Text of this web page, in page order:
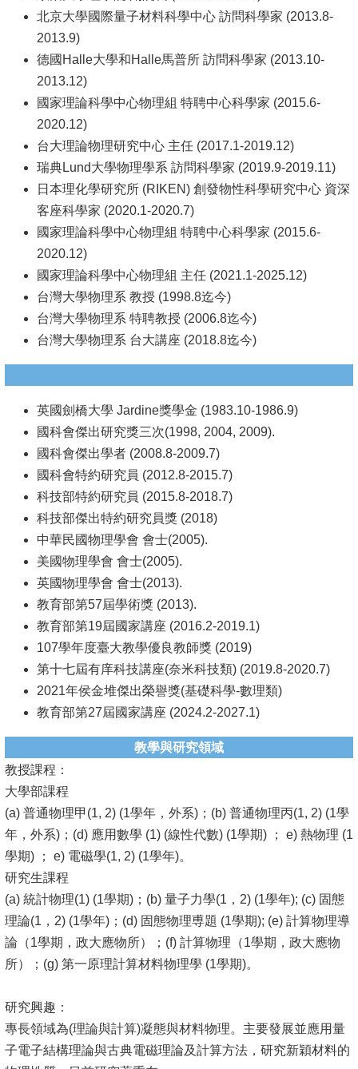
徵
臺
大
首
頁
聯
絡
資
訊
English
北京大學國際量子材料科學中心 訪問科學家 (2013.8-
2013.9)
德國Halle大學和Halle馬普所 訪問科學家 (2013.10-
2013.12)
國家理論科學中心物理組 特聘中心科學家 (2015.6-
2020.12)
台大理論物理研究中心 主任 (2017.1-2019.12)
瑞典Lund大學物理學系 訪問科學家 (2019.9-2019.11)
日本理化學研究所 (RIKEN) 創發物性科學研究中心 資深
客座科學家 (2020.1-2020.7)
國家理論科學中心物理組 特聘中心科學家 (2015.6-
2020.12)
國家理論科學中心物理組 主任 (2021.1-2025.12)
台灣大學物理系 教授 (1998.8迄今)
台灣大學物理系 特聘教授 (2006.8迄今)
台灣大學物理系 台大講座 (2018.8迄今)
英國劍橋大學 Jardine獎學金 (1983.10-1986.9)
國科會傑出研究獎三次(1998, 2004, 2009).
國科會傑出學者 (2008.8-2009.7)
國科會特約研究員 (2012.8-2015.7)
科技部特約研究員 (2015.8-2018.7)
科技部傑出特約研究員獎 (2018)
中華民國物理學會 會士(2005).
美國物理學會 會士(2005).
英國物理學會 會士(2013).
教育部第57屆學術獎 (2013).
教育部第19屆國家講座 (2016.2-2019.1)
107學年度臺大教學優良教師獎 (2019)
第十七屆有庠科技講座(奈米科技類) (2019.8-2020.7)
2021年侯金堆傑出榮譽獎(基礎科學-數理類)
教育部第27屆國家講座 (2024.2-2027.1)
教學與研究領域
教授課程：
大學部課程
(a) 普通物理甲(1, 2) (1學年，外系)；(b) 普通物理丙(1, 2) (1學
年，外系)；(d) 應用數學 (1) (線性代數) (1學期) ； e) 熱物理 (1
學期) ； e) 電磁學(1, 2) (1學年)。
研究生課程
(a) 統計物理(1) (1學期)；(b) 量子力學(1，2) (1學年); (c) 固態
理論(1，2) (1學年)；(d) 固態物理尃題 (1學期); (e) 計算物理導
論（1學期，政大應物所）；(f) 計算物理（1學期，政大應物
所）；(g) 第一原理計算材料物理學 (1學期)。
研究興趣：
專長領域為(理論與計算)凝態與材料物理。主要發展並應用量
子電子結構理論與古典電磁理論及計算方法，研究新穎材料的